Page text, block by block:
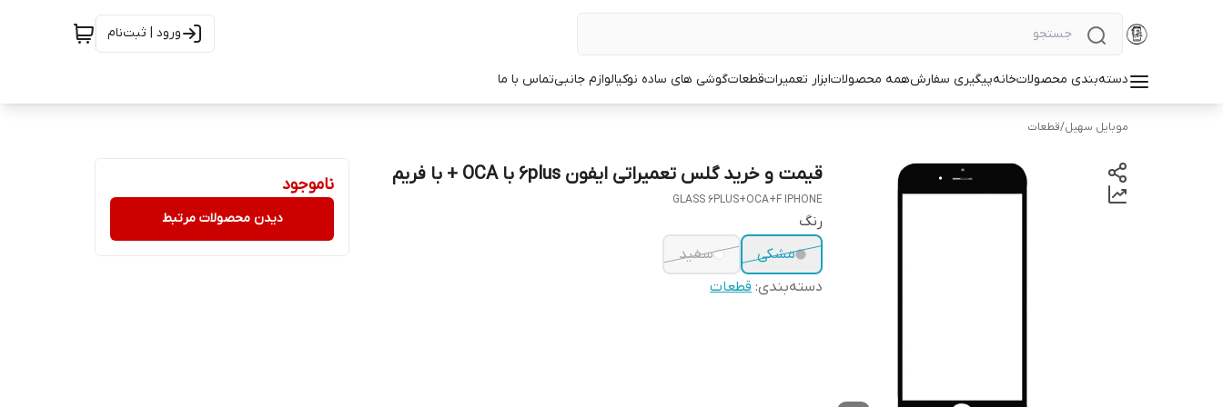
ورود | ثبت‌نام
دسته‌بندی محصولاتخانهپیگیری سفارشهمه محصولاتابزار تعمیراتقطعاتگوشی های ساده نوکیالوازم جانبیتماس با ما
موبایل سهیل/قطعات
قیمت و خرید گلس تعمیراتی ایفون 6plus با OCA + با فریم
GLASS 6PLUS+OCA+F IPHONE
رنگ
مشکی
سفید
دسته‌بندی: قطعات
ناموجود
دیدن محصولات مرتبط